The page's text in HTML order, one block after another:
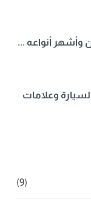
أنواعه ...
وعلامات
(9)